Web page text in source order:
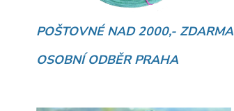
POŠTOVNÉ NAD 2000,- ZDARMA
OSOBNÍ ODBĚR PRAHA